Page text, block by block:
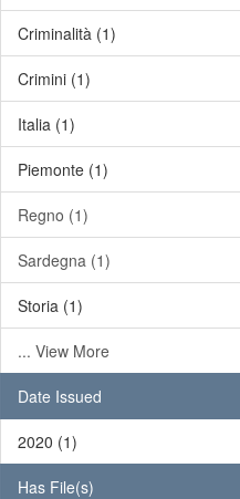
Criminalità (1)
Crimini (1)
Italia (1)
Piemonte (1)
Regno (1)
Sardegna (1)
Storia (1)
... View More
Date Issued
2020 (1)
Has File(s)